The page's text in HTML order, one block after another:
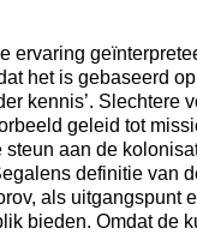
ervaring
het is gebaseerd
kennis’. Slechtere
geleid tot
aan de
definitie van
als uitgangspunt
bieden. Omdat de